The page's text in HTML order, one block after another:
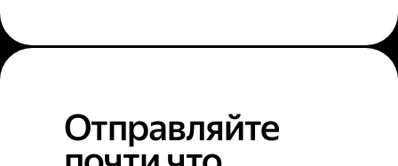
Отправляйте